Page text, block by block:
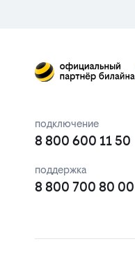
подключение
8 800 600 11 50
поддержка
8 800 700 80 00